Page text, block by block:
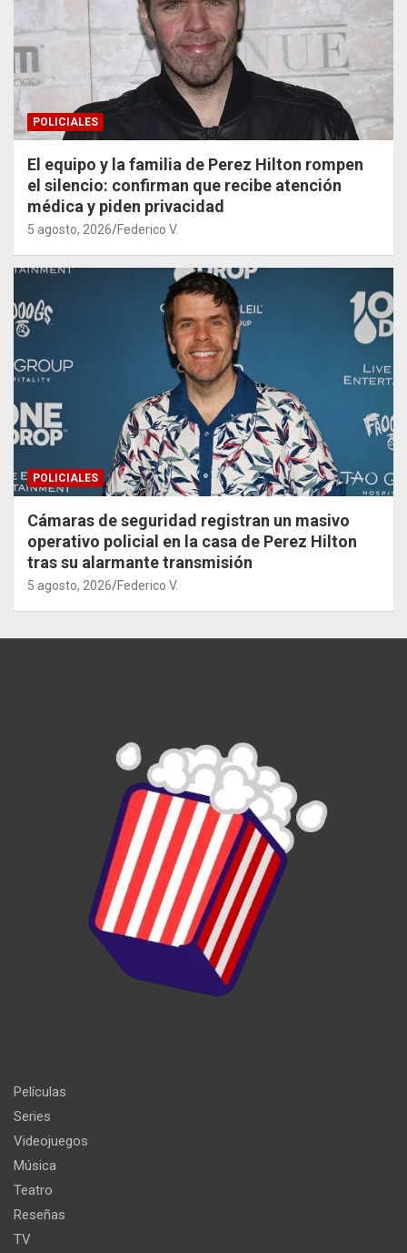
POLICIALES
El equipo y la familia de Perez Hilton rompen
el silencio: confirman que recibe atención
médica y piden privacidad
5 agosto, 2026 Federico V.
POLICIALES
Cámaras de seguridad registran un masivo
operativo policial en la casa de Perez Hilton
tras su alarmante transmisión
5 agosto, 2026 Federico V.
Películas
Series
Videojuegos
Música
Teatro
Reseñas
TV